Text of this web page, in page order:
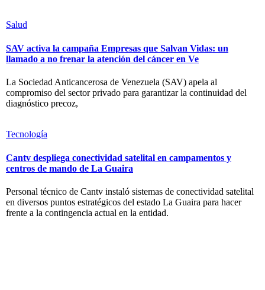
Salud
SAV activa la campaña Empresas que Salvan Vidas: un
llamado a no frenar la atención del cáncer en Ve
La Sociedad Anticancerosa de Venezuela (SAV) apela al
compromiso del sector privado para garantizar la continuidad del
diagnóstico precoz,
Tecnología
Cantv despliega conectividad satelital en campamentos y
centros de mando de La Guaira
Personal técnico de Cantv instaló sistemas de conectividad satelital
en diversos puntos estratégicos del estado La Guaira para hacer
frente a la contingencia actual en la entidad.